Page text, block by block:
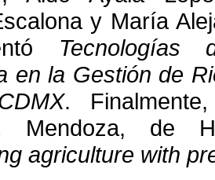
y María
Tecnologías
en la Gestión de
.
Mendoza, de
agriculture with